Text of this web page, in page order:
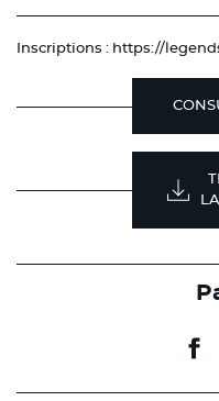
Inscriptions : https://